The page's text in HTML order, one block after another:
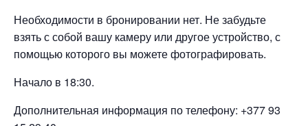
Необходимости в бронировании нет. Не забудьте
взять с собой вашу камеру или другое устройство, с
помощью которого вы можете фотографировать.
Начало в 18:30.
Дополнительная информация по телефону: +377 93